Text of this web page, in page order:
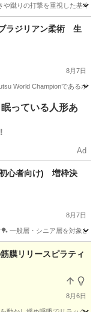
蹴りの打撃を重視した基
ラジリアン柔術 生
8月7日
World Championであるポ
眠っている人形あ
Ad
心者向け) 増枠決
8月7日
一般層・シニア層を対象
膜リリースピラティ
8月6日